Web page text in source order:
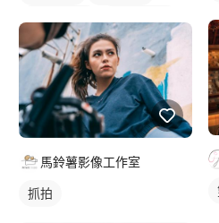
馬鈴薯影像工作室
抓拍